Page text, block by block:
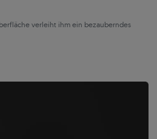
verleiht ihm ein bezauberndes